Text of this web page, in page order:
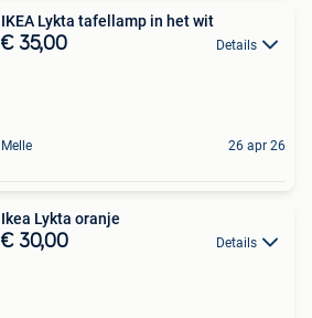
IKEA Lykta tafellamp in het wit
€ 35,00 Details
Melle 26 apr 26
Ikea Lykta oranje
€ 30,00 Details